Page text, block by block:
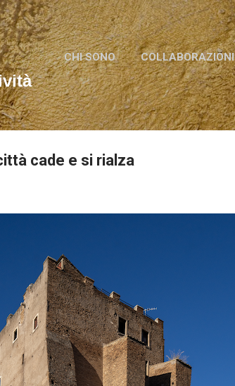
Passa ai contenuti principali
CHI SONO COLLABORAZIONI
cade e si rialza